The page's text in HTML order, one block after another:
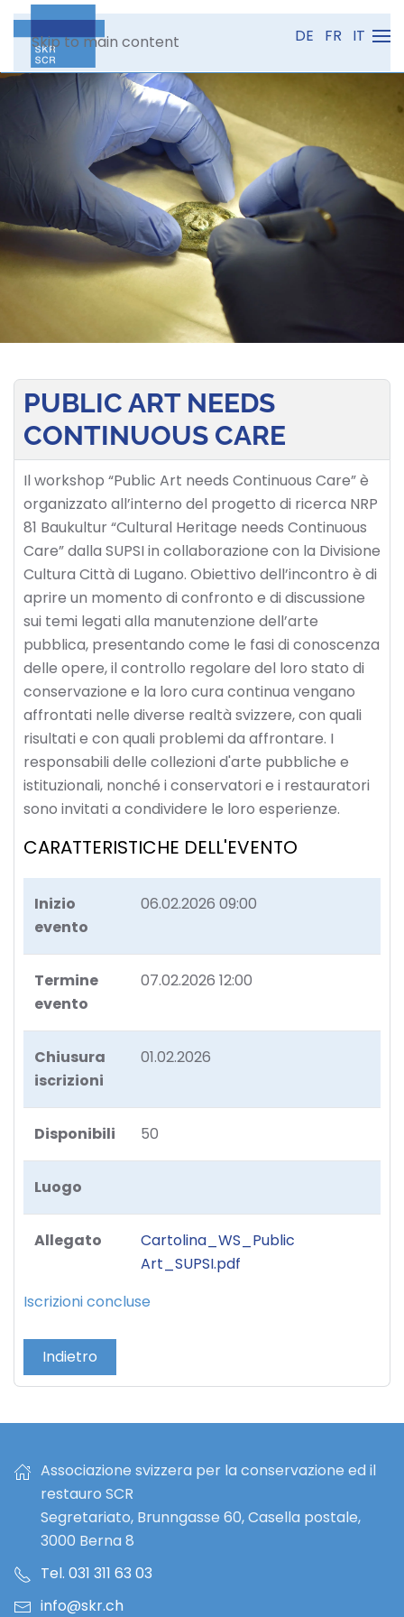
Skip to main content DE FR IT
PUBLIC ART NEEDS
CONTINUOUS CARE
Il workshop “Public Art needs Continuous Care” è
organizzato all’interno del progetto di ricerca NRP
81 Baukultur “Cultural Heritage needs Continuous
Care” dalla SUPSI in collaborazione con la Divisione
Cultura Città di Lugano. Obiettivo dell’incontro è di
aprire un momento di confronto e di discussione
sui temi legati alla manutenzione dell’arte
pubblica, presentando come le fasi di conoscenza
delle opere, il controllo regolare del loro stato di
conservazione e la loro cura continua vengano
affrontati nelle diverse realtà svizzere, con quali
risultati e con quali problemi da affrontare. I
responsabili delle collezioni d'arte pubbliche e
istituzionali, nonché i conservatori e i restauratori
sono invitati a condividere le loro esperienze.
CARATTERISTICHE DELL'EVENTO
Inizio
evento
06.02.2026 09:00
Termine
evento
07.02.2026 12:00
Chiusura
iscrizioni
01.02.2026
Disponibili 50
Luogo
Allegato
Cartolina_WS_Public
Art_SUPSI.pdf
Iscrizioni concluse
Indietro
Associazione svizzera per la conservazione ed il
restauro SCR
Segretariato, Brunngasse 60, Casella postale,
3000 Berna 8
Tel. 031 311 63 03
info@skr.ch